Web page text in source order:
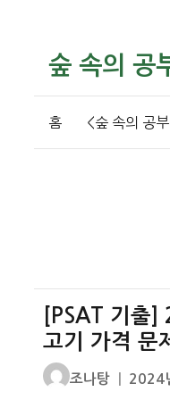
숲 속의 공
홈 <숲 속의 공
[PSAT 기출
고기 가격 문제
글
조나탕
작
2024